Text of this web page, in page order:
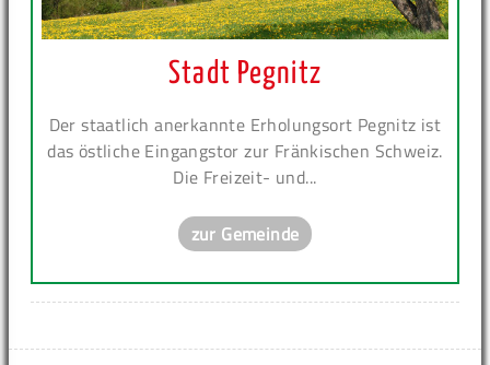
Stadt Pegnitz
Der staatlich anerkannte Erholungsort Pegnitz ist
das östliche Eingangstor zur Fränkischen Schweiz.
Die Freizeit- und...
zur Gemeinde